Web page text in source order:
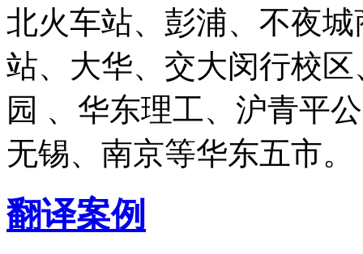
北火车站、彭浦、不夜
站、大华、交大闵行校
园 、华东理工、沪青平
无锡、南京等华东五市。
翻译案例